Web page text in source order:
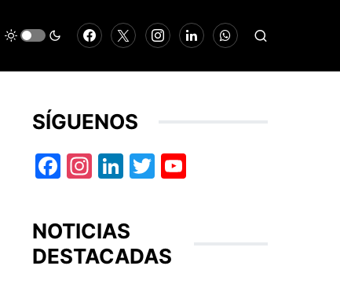
SÍGUENOS
Facebook
Instagram
LinkedIn
Twitter
NOTICIAS
DESTACADAS